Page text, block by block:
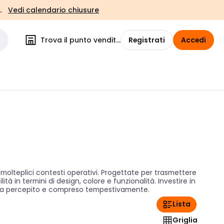
Vedi calendario chiusure
Trova il punto vendita Registrati Accedi
contesti operativi. Progettate per trasmettere
in termini di design, colore e funzionalità. Investire in
percepito e compreso tempestivamente.
Lista
Griglia